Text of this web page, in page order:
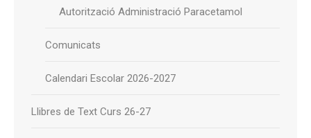
Autorització Administració Paracetamol
Comunicats
Calendari Escolar 2026-2027
Llibres de Text Curs 26-27